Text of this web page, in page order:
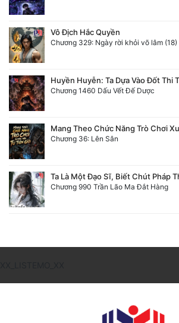
Vô Địch Hắc Quyền
Chương 329: Ngày rời khỏi võ lâm (18)
Huyền Huyễn: Ta Dựa Vào Đốt Thi
Chương 1460 Dấu Vết Đế Dược
Mang Theo Chức Năng Trò Chơi
Chương 36: Lên Sân
Ta Là Một Đạo Sĩ, Biết Chút Pháp
Chương 990 Trần Lão Ma Đắt Hàng